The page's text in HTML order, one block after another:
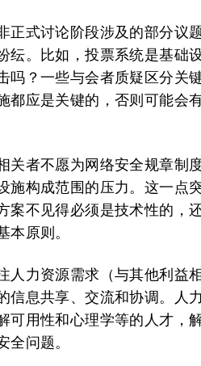
正式讨论阶段涉及的部分议
纭。比如，投票系统是基础
吗？一些与会者质疑区分关
都应是关键的，否则可能会
关者不愿为网络安全规章制
施构成范围的压力。这一点
案不见得必须是技术性的，
本原则。
人力资源需求（与其他利益
信息共享、交流和协调。人
可用性和心理学等的人才，
全问题。